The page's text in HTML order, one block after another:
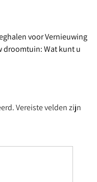
voor Vernieuwing
droomtuin: Wat kunt u
Vereiste velden zijn